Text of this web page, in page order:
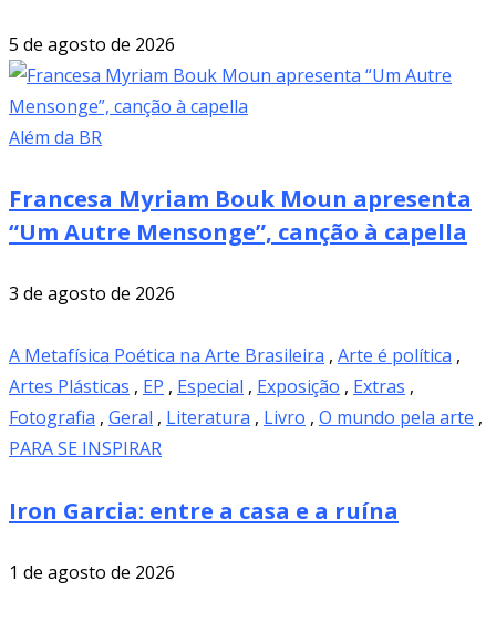
5 de agosto de 2026
Além da BR
Francesa Myriam Bouk Moun apresenta
“Um Autre Mensonge”, canção à capella
3 de agosto de 2026
A Metafísica Poética na Arte Brasileira , Arte é política ,
Artes Plásticas , EP , Especial , Exposição , Extras ,
Fotografia , Geral , Literatura , Livro , O mundo pela arte ,
PARA SE INSPIRAR
Iron Garcia: entre a casa e a ruína
1 de agosto de 2026